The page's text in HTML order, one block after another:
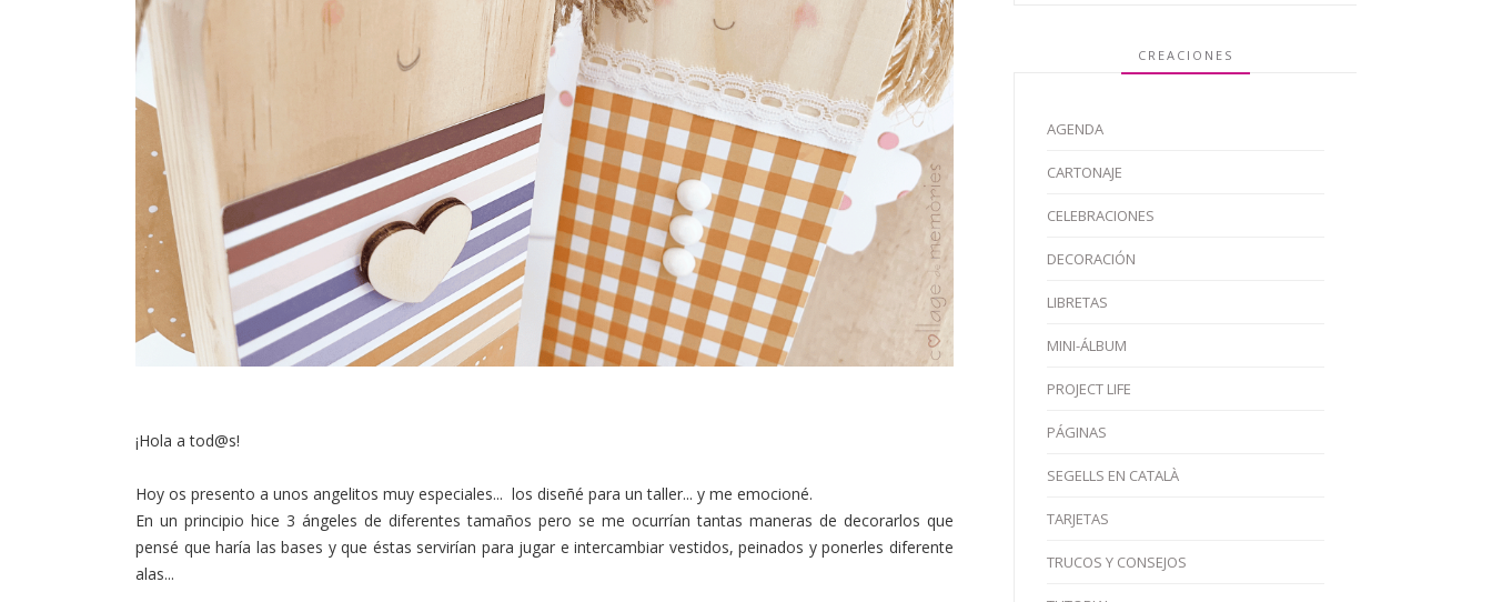
¡Hola a tod@s!
Hoy os presento a unos angelitos muy especiales... los diseñé para un taller... y me emocioné.
En un principio hice 3 ángeles de diferentes tamaños pero se me ocurrían tantas maneras de decorarlos que
pensé que haría las bases y que éstas servirían para jugar e intercambiar vestidos, peinados y ponerles diferente
alas...
CREACIONES
AGENDA
CARTONAJE
CELEBRACIONES
DECORACIÓN
LIBRETAS
MINI-ÁLBUM
PROJECT LIFE
PÁGINAS
SEGELLS EN CATALÀ
TARJETAS
TRUCOS Y CONSEJOS